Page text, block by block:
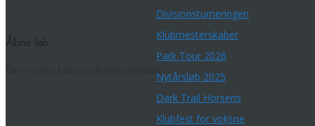
Divisionsturneringen
Klubmesterskaber
Park Tour 2026
Nytårsløb 2025
Dark Trail Horsens
Klubfest for voksne